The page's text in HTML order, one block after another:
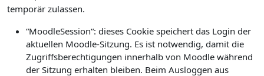
temporär zulassen.
“MoodleSession“: dieses Cookie speichert das Login der
aktuellen Moodle-Sitzung. Es ist notwendig, damit die
Zugriffsberechtigungen innerhalb von Moodle während
der Sitzung erhalten bleiben. Beim Ausloggen aus